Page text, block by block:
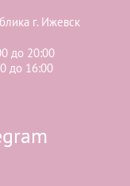
г. Ижевск
до 20:00
до 16:00